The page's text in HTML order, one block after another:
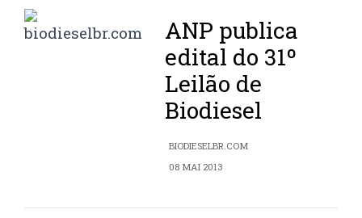
ANP publica
edital do 31º
Leilão de
Biodiesel
BIODIESELBR.COM
08 MAI 2013